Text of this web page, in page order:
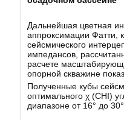
Дальнейшая цветная
аппроксимации Фатти,
сейсмического
импедансов,
расчете
опорной скважине
Полученные кубы
оптимального χ (CHI)
диапазоне от 16° до